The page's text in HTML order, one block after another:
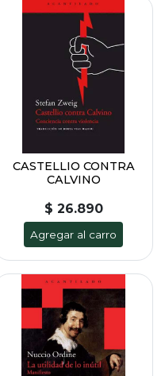
CASTELLIO CONTRA
CALVINO
$ 26.890
Agregar al carro